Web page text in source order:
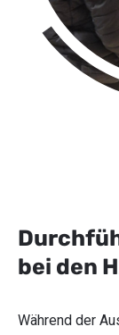
bei den
Während der